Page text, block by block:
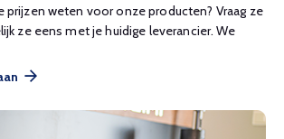
prijzen weten voor onze producten? Vraag ze
ze eens met je huidige leverancier. We